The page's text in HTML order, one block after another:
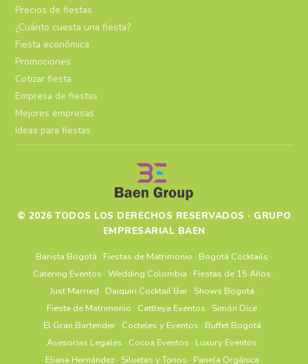
Precios de fiestas
¿Cuánto cuesta una fiesta?
Fiesta económica
Promociones
Cotizar fiesta
Empresa de fiestas
Mejores empresas
Ideas para fiestas
© 2026 TODOS LOS DERECHOS RESERVADOS · GRUPO
EMPRESARIAL BAEN
Barista Bogotá · Fiestas de Matrimonio · Bogotá Cocktails ·
Catering Eventos · Wedding Colombia · Fiestas de 15 Años ·
Just Married · Daiquiri Cocktail Bar· Shows Bogotá ·
Fiesta de Matrimonio · Cattleya Eventos · Simón Dice ·
El Gran Bartender· Cocteles y Eventos · Buffet Bogotá ·
Asesorias Legales · Cocoa Eventos · Luxury Eventos ·
Eliana Hernández· Siluetas y Tonos · Panela Orgánica ·